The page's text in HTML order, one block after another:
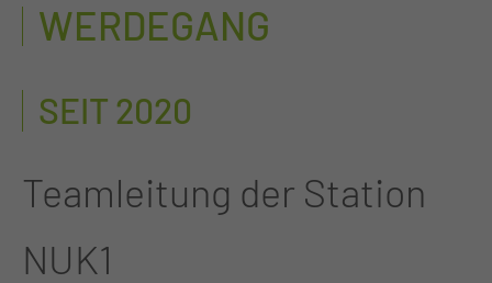
WERDEGANG
SEIT 2020
Teamleitung der Station
NUK1